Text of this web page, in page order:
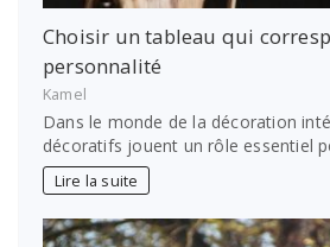
Choisir un tableau qui
personnalité
Kamel
Dans le monde de la décoration
décoratifs jouent un rôle essentiel
Lire la suite